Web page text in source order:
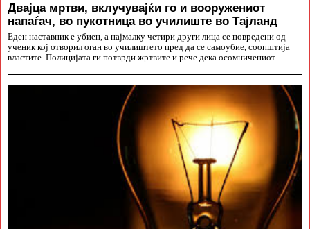
Двајца мртви, вклучувајќи го и вооружениот
напаѓач, во пукотница во училиште во Тајланд
Еден наставник е убиен, а најмалку четири други лица се повредени од
ученик кој отворил оган во училиштето пред да се самоубие, соопштија
властите. Полицијата ги потврди жртвите и рече дека осомничениот